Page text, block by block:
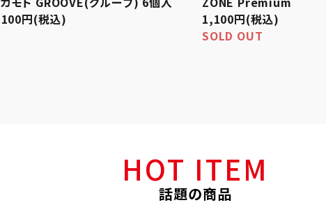
円(税込)
1,100円(税込)
SOLD OUT
HOT ITEM
話題の商品